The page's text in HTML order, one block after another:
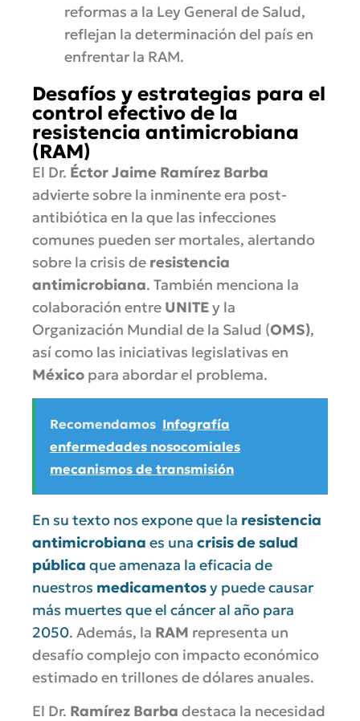
reformas a la Ley General de Salud,
reflejan la determinación del país en
enfrentar la RAM.
Desafíos y estrategias para el
control efectivo de la
resistencia antimicrobiana
(RAM)
El Dr. Éctor Jaime Ramírez Barba
advierte sobre la inminente era post-
antibiótica en la que las infecciones
comunes pueden ser mortales, alertando
sobre la crisis de resistencia
antimicrobiana. También menciona la
colaboración entre UNITEy la
Organización Mundial de la Salud (OMS),
así como las iniciativas legislativas en
México para abordar el problema.
Recomendamos Infografía
enfermedades nosocomiales
mecanismos de transmisión
En su texto nos expone que la resistencia
antimicrobiana es una crisis de salud
pública que amenaza la eficacia de
nuestros medicamentosy puede causar
más muertes que el cáncer al año para
2050. Además, la RAM representa un
desafío complejo con impacto económico
estimado en trillones de dólares anuales.
El Dr. Ramírez Barba destaca la necesidad